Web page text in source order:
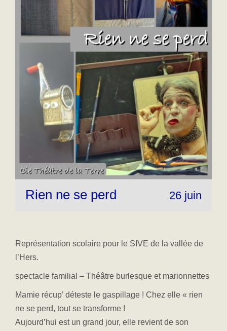
Rien ne se perd 26 juin
Représentation scolaire pour le SIVE de la vallée de
l’Hers.
spectacle familial – Théâtre burlesque et marionnettes
Mamie récup’ déteste le gaspillage ! Chez elle « rien
ne se perd, tout se transforme !
Aujourd’hui est un grand jour, elle revient de son